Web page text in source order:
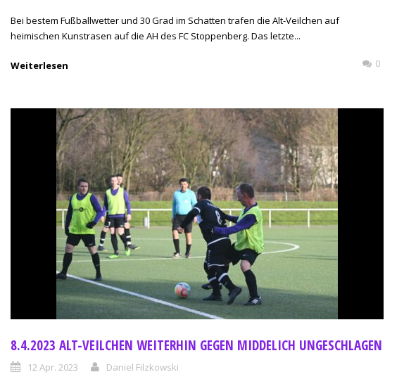
Bei bestem Fußballwetter und 30 Grad im Schatten trafen die Alt-Veilchen auf
heimischen Kunstrasen auf die AH des FC Stoppenberg. Das letzte...
Weiterlesen 0
8.4.2023 ALT-VEILCHEN WEITERHIN GEGEN MIDDELICH UNGESCHLAGEN
12 Apr. 2023 Daniel Filzkowski